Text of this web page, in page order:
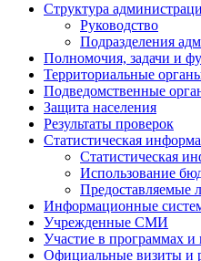
Структура
Руководство
Подразделения
Полномочия, задачи и
Территориальные
Подведомственные
Защита населения
Результаты проверок
Статистическая
Статистическая
Использование
Предоставляемые
Информационные
Учрежденные СМИ
Участие в программах и
Официальные визиты и